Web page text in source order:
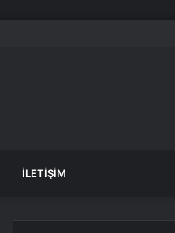
İLETIŞIM